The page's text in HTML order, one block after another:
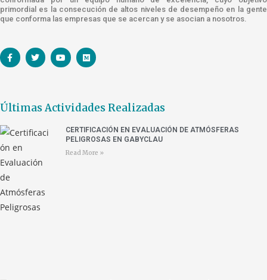
primordial es la consecución de altos niveles de desempeño en la gente
que conforma las empresas que se acercan y se asocian a nosotros.
Últimas Actividades Realizadas
CERTIFICACIÓN EN EVALUACIÓN DE ATMÓSFERAS
PELIGROSAS EN GABYCLAU
Read More »